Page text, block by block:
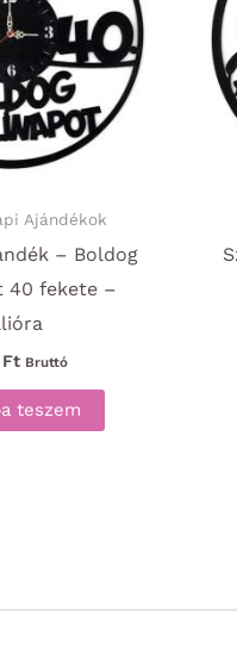
Ajándékok
– Boldog
40 fekete –
Ft Bruttó
teszem